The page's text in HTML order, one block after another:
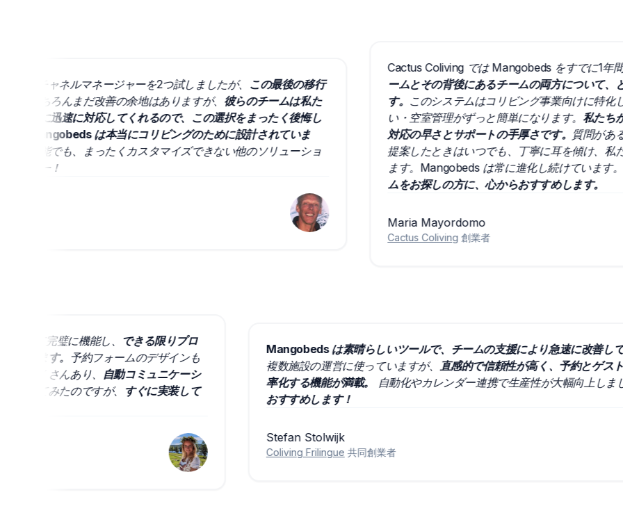
チャネルマネージャーを2つ試しましたが、この最後の移行
もちろんまだ改善の余地はありますが、彼らのチームは私た
に迅速に対応してくれるので、この選択をまったく後悔し
Mangobeds は本当にコリビングのために設計されていま
能でも、まったくカスタマイズできない他のソリューショ
Cactus Coliving では Mangobeds をすでに1年間利
ームとその背後にあるチームの両方について、とて
このシステムはコリビング事業向けに特化して
い・空室管理がずっと簡単になります。私たちが最
対応の早さとサポートの手厚さです。質問があると
提案したときはいつでも、丁寧に耳を傾け、私たち
ます。Mangobeds は常に進化し続けています。信頼
ムをお探しの方に、心からおすすめします。
Maria Mayordomo
Cactus Coliving創業者
フトとして完璧に機能し、できる限りプロ
になっています。予約フォームのデザインも
ションがたくさんあり、自動コミュニケーシ
に提案もしてみたのですが、すぐに実装して
Mangobeds は素晴らしいツールで、チームの支援により急速に改
複数施設の運営に使っていますが、直感的で信頼性が高く、予約と
率化する機能が満載。自動化やカレンダー連携で生産性が大幅向
おすすめします！
Stefan Stolwijk
Coliving Frilingue共同創業者